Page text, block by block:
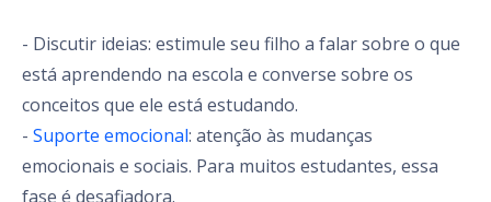
- Discutir ideias: estimule seu filho a falar sobre o que
está aprendendo na escola e converse sobre os
conceitos que ele está estudando.
- Suporte emocional: atenção às mudanças
emocionais e sociais. Para muitos estudantes, essa
fase é desafiadora.